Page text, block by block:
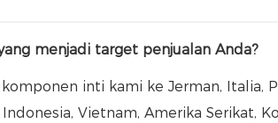
menjadi target penjualan Anda?
inti kami ke Jerman, Italia,
Vietnam, Amerika Serikat,